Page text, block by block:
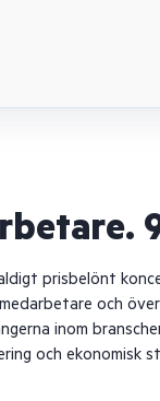
prisbelönt
och
inom
och ekonomisk